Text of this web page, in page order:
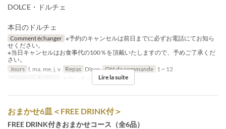
DOLCE・ドルチェ
本日のドルチェ
Comment échanger ※予約のキャンセルは前日までに必ずお電話にてお知ら
せください。
※当日キャンセルはお食事代の100％を頂戴いたしますので、予めご了承くだ
さい。
Jours l, ma, me, j, v Repas Dîner Qté de commande 1 ~ 12
Catégorie de Siège
カウンター, 個室Lire la suite
おまかせ6皿＜FREE DRINK付＞
FREE DRINK付きおまかせコース（全6品）